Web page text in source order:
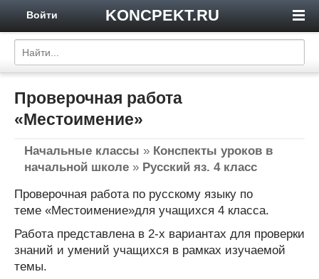
KONCPEKT.RU
Войти
Проверочная работа
«Местоимение»
Начальные классы » Конспекты уроков в
начальной школе » Русский яз. 4 класс
Проверочная работа по русскому языку по
теме «Местоимение»для учащихся 4 класса.
Работа представлена в 2-х вариантах для проверки
знаний и умений учащихся в рамках изучаемой
темы.